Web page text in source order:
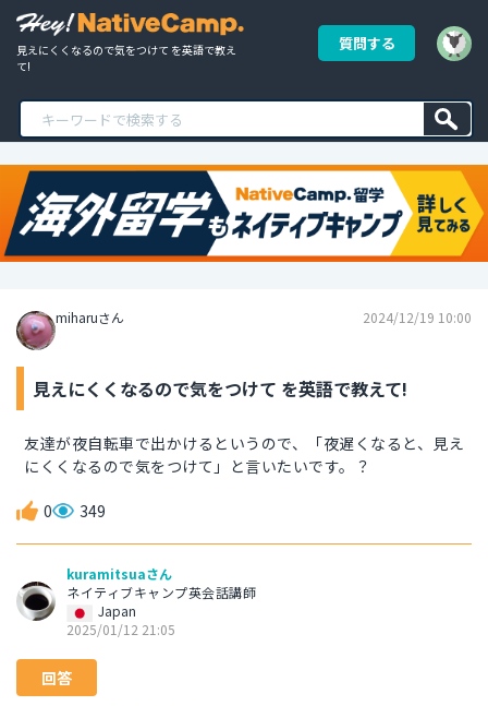
見えにくくなるので気をつけて を英語で教え
て!
質問する
miharuさん 2024/12/19 10:00
見えにくくなるので気をつけて を英語で教えて!
友達が夜自転車で出かけるというので、「夜遅くなると、見え
にくくなるので気をつけて」と言いたいです。？
0 349
kuramitsuaさん
ネイティブキャンプ英会話講師
Japan
2025/01/12 21:05
回答